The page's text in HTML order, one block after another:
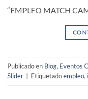
“EMPLEO MATCH
Publicado en Blog, Eventos
Slider
Etiquetadoempleo,